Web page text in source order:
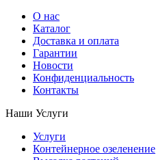
О нас
Каталог
Доставка и оплата
Гарантии
Новости
Конфиденциальность
Контакты
Наши Услуги
Услуги
Контейнерное озеленение